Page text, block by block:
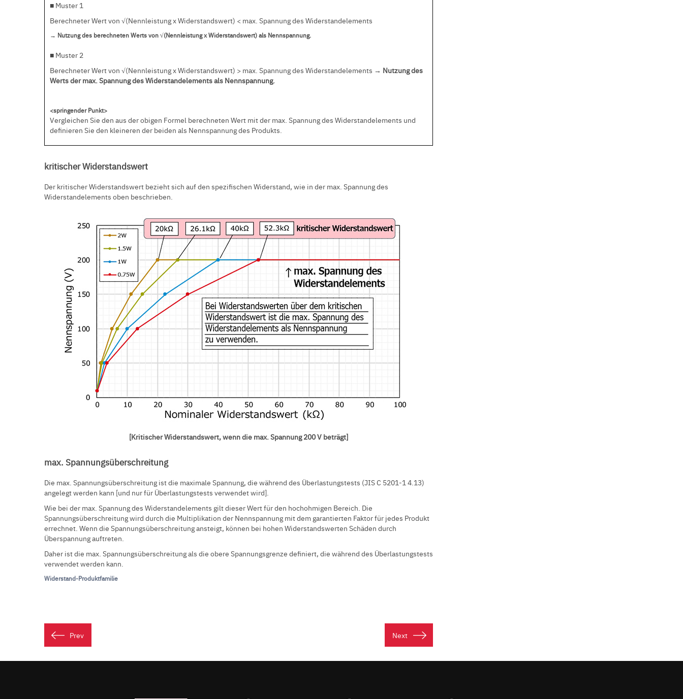
■ Muster 1
Berechneter Wert von √(Nennleistung x Widerstandswert) < max. Spannung des Widerstandelements
→ Nutzung des berechneten Werts von √(Nennleistung x Widerstandswert) als Nennspannung.
■ Muster 2
Berechneter Wert von √(Nennleistung x Widerstandswert) > max. Spannung des Widerstandelements → Nutzung des
Werts der max. Spannung des Widerstandelements als Nennspannung.
<springender Punkt>
Vergleichen Sie den aus der obigen Formel berechneten Wert mit der max. Spannung des Widerstandelements und
definieren Sie den kleineren der beiden als Nennspannung des Produkts.
kritischer Widerstandswert
Der kritischer Widerstandswert bezieht sich auf den spezifischen Widerstand, wie in der max. Spannung des
Widerstandelements oben beschrieben.
[Kritischer Widerstandswert, wenn die max. Spannung 200 V beträgt]
max. Spannungsüberschreitung
Die max. Spannungsüberschreitung ist die maximale Spannung, die während des Überlastungstests (JIS C 5201-1 4.13)
angelegt werden kann [und nur für Überlastungstests verwendet wird].
Wie bei der max. Spannung des Widerstandelements gilt dieser Wert für den hochohmigen Bereich. Die
Spannungsüberschreitung wird durch die Multiplikation der Nennspannung mit dem garantierten Faktor für jedes Produkt
errechnet. Wenn die Spannungsüberschreitung ansteigt, können bei hohen Widerstandswerten Schäden durch
Überspannung auftreten.
Daher ist die max. Spannungsüberschreitung als die obere Spannungsgrenze definiert, die während des Überlastungstests
verwendet werden kann.
Widerstand-Produktfamilie
Prev Next